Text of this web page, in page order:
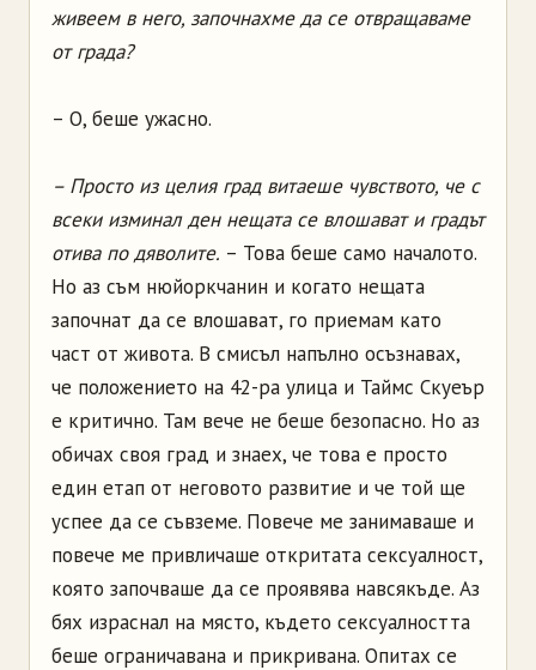
живеем в него, започнахме да се отвращаваме
от града?
– О, беше ужасно.
– Просто из целия град витаеше чувството, че с
всеки изминал ден нещата се влошават и градът
отива по дяволите. – Това беше само началото.
Но аз съм нюйоркчанин и когато нещата
започнат да се влошават, го приемам като
част от живота. В смисъл напълно осъзнавах,
че положението на 42-ра улица и Таймс Скуеър
е критично. Там вече не беше безопасно. Но аз
обичах своя град и знаех, че това е просто
един етап от неговото развитие и че той ще
успее да се съвземе. Повече ме занимаваше и
повече ме привличаше откритата сексуалност,
която започваше да се проявява навсякъде. Аз
бях израснал на място, където сексуалността
беше ограничавана и прикривана. Опитах се